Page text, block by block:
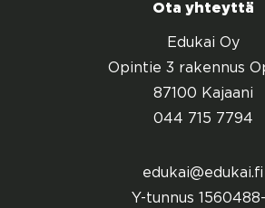
Ota yhteyttä
Edukai Oy
Opintie 3 rakennus
87100 Kajaani
044 715 7794
edukai@edukai.fi
Y-tunnus